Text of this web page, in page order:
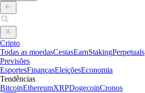
Cripto
Todas as moedasCestasEarnStakingPerpetuals
Previsões
EsportesFinançasEleiçõesEconomia
Tendências
BitcoinEthereumXRPDogecoinCronos